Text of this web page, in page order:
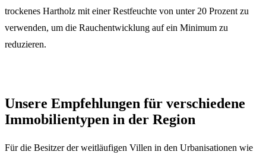
trockenes Hartholz mit einer Restfeuchte von unter 20 Prozent zu
verwenden, um die Rauchentwicklung auf ein Minimum zu
reduzieren.
Unsere Empfehlungen für verschiedene
Immobilientypen in der Region
Für die Besitzer der weitläufigen Villen in den Urbanisationen wie